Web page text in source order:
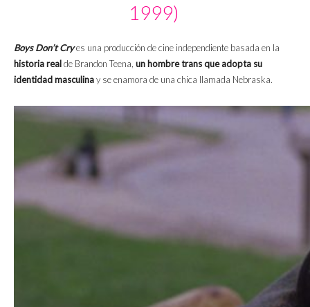
1999)
Boys Don’t Cryes una producción de cine independiente basada en la
historia realde Brandon Teena, un hombre trans que adopta su
identidad masculinay se enamora de una chica llamada Nebraska.